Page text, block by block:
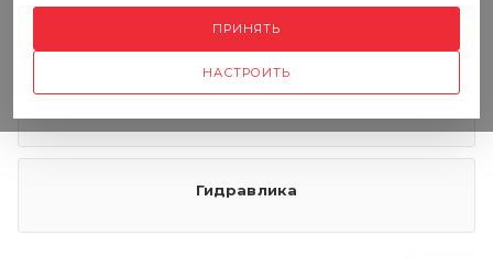
Гидравлика
НАСТРОИТЬ
ПРИНЯТЬ